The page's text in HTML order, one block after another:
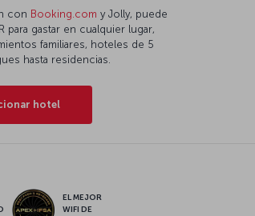
con Booking.com y Jolly, puede
para gastar en cualquier lugar,
familiares, hoteles de 5
hasta residencias.
hotel
EL MEJOR
WIFI DE